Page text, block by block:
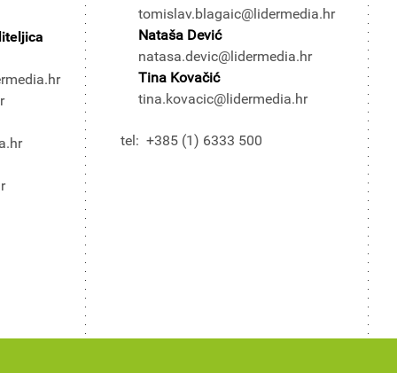
tomislav.blagaic@lidermedia.hr
Nataša Dević
natasa.devic@lidermedia.hr
Tina Kovačić
tina.kovacic@lidermedia.hr
tel: +385 (1) 6333 500